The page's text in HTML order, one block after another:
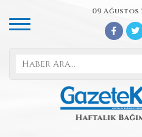
09 Ağustos